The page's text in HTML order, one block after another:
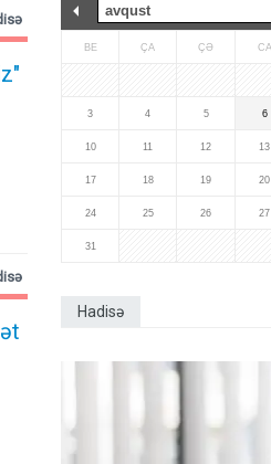
BE ÇA ÇƏ CA
3 4 5 6
10 11 12 13
17 18 19 20
24 25 26 27
31
Hadisə